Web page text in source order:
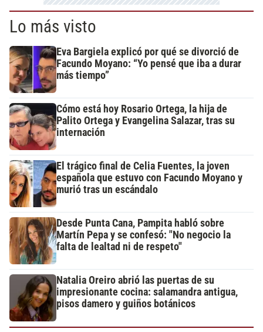
Lo más visto
Eva Bargiela explicó por qué se divorció de
Facundo Moyano: “Yo pensé que iba a durar
más tiempo”
Cómo está hoy Rosario Ortega, la hija de
Palito Ortega y Evangelina Salazar, tras su
internación
El trágico final de Celia Fuentes, la joven
española que estuvo con Facundo Moyano y
murió tras un escándalo
Desde Punta Cana, Pampita habló sobre
Martín Pepa y se confesó: "No negocio la
falta de lealtad ni de respeto"
Natalia Oreiro abrió las puertas de su
impresionante cocina: salamandra antigua,
pisos damero y guiños botánicos